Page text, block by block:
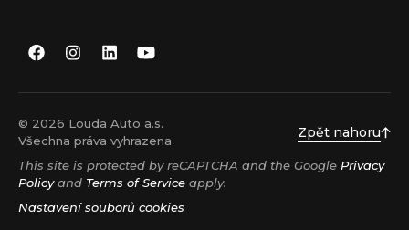
© 2026 Louda Auto a.s.
Všechna práva vyhrazena
Zpět nahoru
This site is protected by reCAPTCHA and the Google Privacy
Policyand Terms of Service apply.
Nastavení souborů cookies